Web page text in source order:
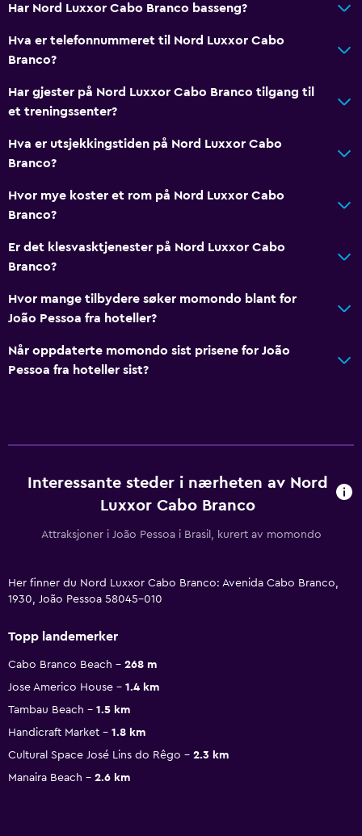
Har Nord Luxxor Cabo Branco basseng?
Hva er telefonnummeret til Nord Luxxor Cabo
Branco?
Har gjester på Nord Luxxor Cabo Branco tilgang til
et treningssenter?
Hva er utsjekkingstiden på Nord Luxxor Cabo
Branco?
Hvor mye koster et rom på Nord Luxxor Cabo
Branco?
Er det klesvasktjenester på Nord Luxxor Cabo
Branco?
Hvor mange tilbydere søker momondo blant for
João Pessoa fra hoteller?
Når oppdaterte momondo sist prisene for João
Pessoa fra hoteller sist?
Interessante steder i nærheten av Nord
Luxxor Cabo Branco
Attraksjoner i João Pessoa i Brasil, kurert av momondo
Her finner du Nord Luxxor Cabo Branco: Avenida Cabo Branco,
1930, João Pessoa 58045-010
Topp landemerker
Cabo Branco Beach
268 m
Jose Americo House
1.4 km
Tambau Beach
1.5 km
Handicraft Market
1.8 km
Cultural Space José Lins do Rêgo
2.3 km
Manaira Beach
2.6 km